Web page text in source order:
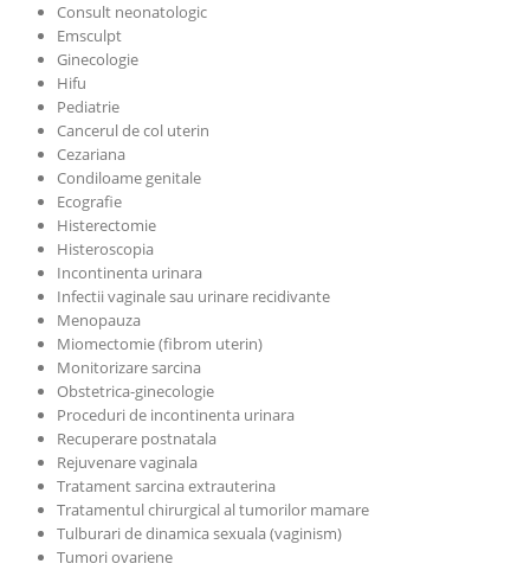
Consult neonatologic
Emsculpt
Ginecologie
Hifu
Pediatrie
Cancerul de col uterin
Cezariana
Condiloame genitale
Ecografie
Histerectomie
Histeroscopia
Incontinenta urinara
Infectii vaginale sau urinare recidivante
Menopauza
Miomectomie (fibrom uterin)
Monitorizare sarcina
Obstetrica-ginecologie
Proceduri de incontinenta urinara
Recuperare postnatala
Rejuvenare vaginala
Tratament sarcina extrauterina
Tratamentul chirurgical al tumorilor mamare
Tulburari de dinamica sexuala (vaginism)
Tumori ovariene